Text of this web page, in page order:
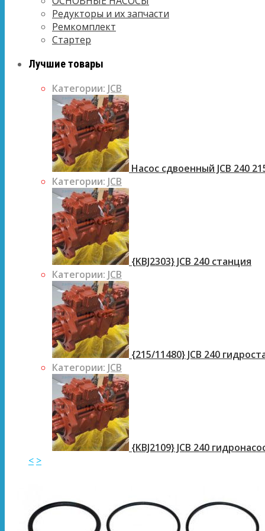
Редукторы и их запчасти
Ремкомплект
Стартер
Лучшие товары
Категории: JCB
Насос сдвоенный JCB 240
Категории: JCB
{KBJ2303} JCB 240 станция
Категории: JCB
{215/11480} JCB 240
Категории: JCB
{KBJ2109} JCB 240
< >